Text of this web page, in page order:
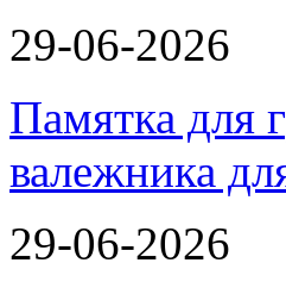
29-06-2026
Памятка для
валежника
29-06-2026